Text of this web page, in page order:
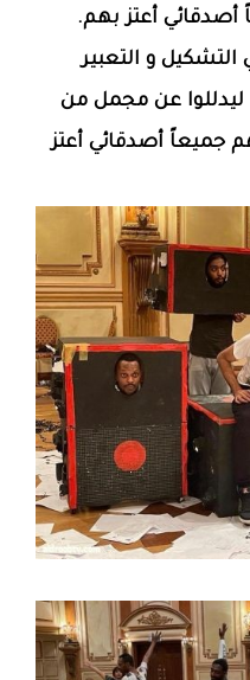
أصدقائي أعتز بهم.
و التعبير
ليدللوا عن مجمل من
جميعاً أصدقائي أعتز